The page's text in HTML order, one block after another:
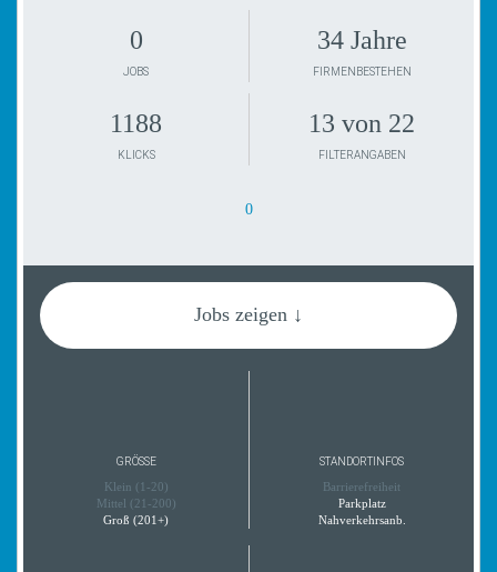
0
JOBS
34 Jahre
FIRMENBESTEHEN
1188
KLICKS
13 von 22
FILTERANGABEN
0
Jobs zeigen ↓
GRÖSSE
Klein (1-20)
Mittel (21-200)
Groß (201+)
STANDORTINFOS
Barrierefreiheit
Parkplatz
Nahverkehrsanb.